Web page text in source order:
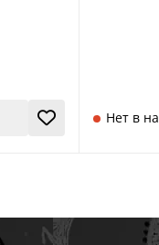
Нет в